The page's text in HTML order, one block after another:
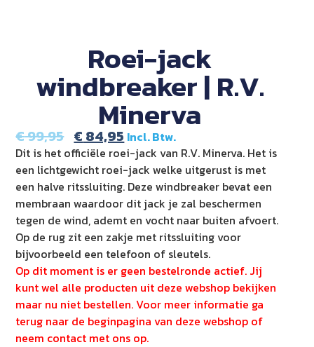
Roei-jack
windbreaker | R.V.
Minerva
€99,95 € 84,95 Incl. Btw.
Dit is het officiële roei-jack van R.V. Minerva. Het is
een lichtgewicht roei-jack welke uitgerust is met
een halve ritssluiting. Deze windbreaker bevat een
membraan waardoor dit jack je zal beschermen
tegen de wind, ademt en vocht naar buiten afvoert.
Op de rug zit een zakje met ritssluiting voor
bijvoorbeeld een telefoon of sleutels.
Op dit moment is er geen bestelronde actief. Jij
kunt wel alle producten uit deze webshop bekijken
maar nu niet bestellen. Voor meer informatie ga
terug naar de beginpagina van deze webshop of
neem contact met ons op.